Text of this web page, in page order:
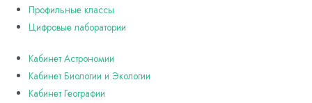
Профильные классы
Цифровые лаборатории
Кабинет Астрономии
Кабинет Биологии и Экологии
Кабинет Географии